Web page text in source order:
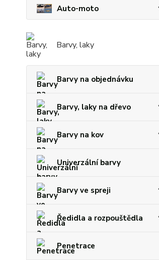
Auto-moto
Barvy, laky
Barvy na objednávku
Barvy, laky na dřevo
Barvy na kov
Univerzální barvy
Barvy ve spreji
Ředidla a rozpouštědla
Penetrace